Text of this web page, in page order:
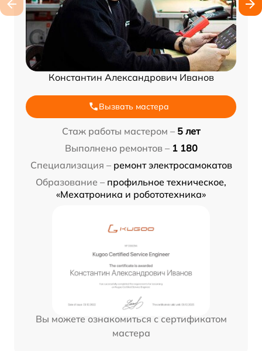
Константин Александрович Иванов
Вызвать мастера
Стаж работы мастером – 5 лет
Выполнено ремонтов – 1 180
Специализация – ремонт электросамокатов
Образование – профильное техническое,
«Мехатроника и робототехника»
Вы можете ознакомиться с сертификатом
мастера